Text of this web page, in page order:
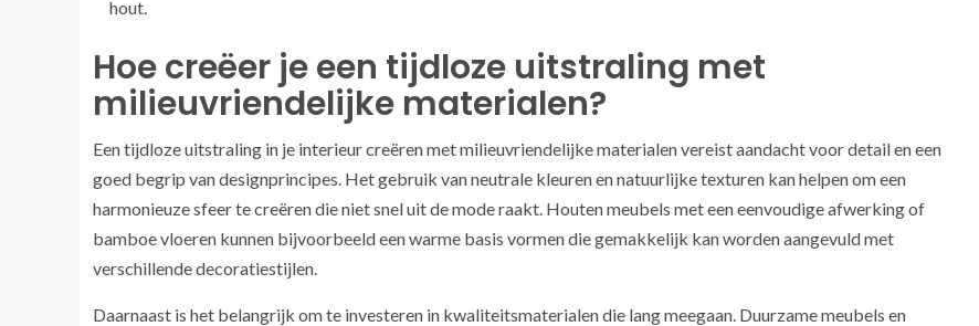
hout.
Hoe creëer je een tijdloze uitstraling met
milieuvriendelijke materialen?
Een tijdloze uitstraling in je interieur creëren met milieuvriendelijke materialen vereist aandacht voor detail en een
goed begrip van designprincipes. Het gebruik van neutrale kleuren en natuurlijke texturen kan helpen om een
harmonieuze sfeer te creëren die niet snel uit de mode raakt. Houten meubels met een eenvoudige afwerking of
bamboe vloeren kunnen bijvoorbeeld een warme basis vormen die gemakkelijk kan worden aangevuld met
verschillende decoratiestijlen.
Daarnaast is het belangrijk om te investeren in kwaliteitsmaterialen die lang meegaan. Duurzame meubels en